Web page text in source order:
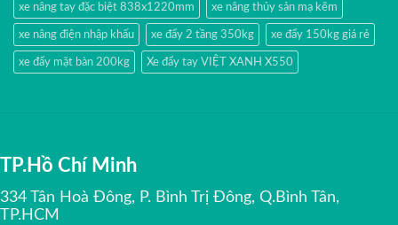
xe nâng tay đặc biệt 838x1220mm xe nâng thủy sản mạ kẽm
xe nâng điện nhập khấu xe đẩy 2 tầng 350kg xe đẩy 150kg giá rẻ
xe đẩy mặt bàn 200kg Xe đẩy tay VIỆT XANH X550
TP.Hồ Chí Minh
334 Tân Hoà Đông, P. Bình Trị Đông, Q.Bình Tân,
TP.HCM